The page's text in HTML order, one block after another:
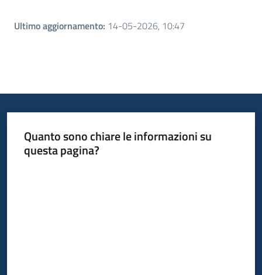
Ultimo aggiornamento: 14-05-2026, 10:47
Quanto sono chiare le informazioni su
questa pagina?